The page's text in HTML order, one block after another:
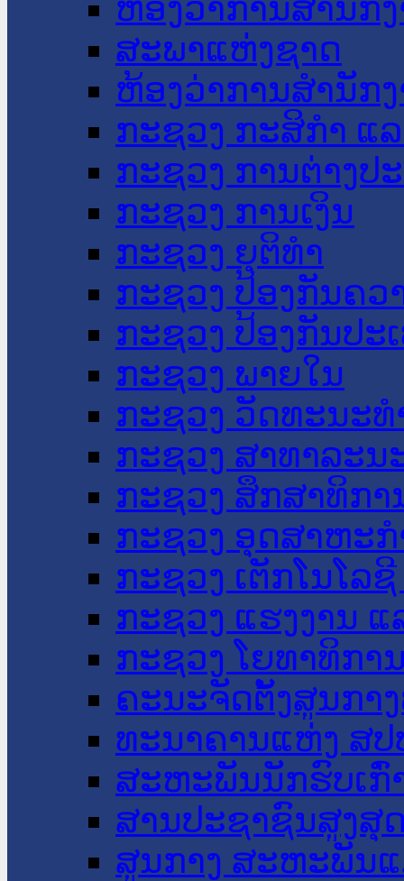
ຫ້ອງວ່າການສໍານັກ
ສະພາແຫ່ງຊາດ
ຫ້ອງວ່າການສຳນັກ
ກະຊວງ ກະສິກຳ ແ
ກະຊວງ ການຕ່າງປ
ກະຊວງ ການເງິນ
ກະຊວງ ຍຸຕິທໍາ
ກະຊວງ ປ້ອງກັນຄວ
ກະຊວງ ປ້ອງກັນປະ
ກະຊວງ ພາຍໃນ
ກະຊວງ ວັດທະນະ
ກະຊວງ ສາທາລະນ
ກະຊວງ ສຶກສາທິກາ
ກະຊວງ ອຸດສາຫະ
ກະຊວງ ເຕັກໂນໂລ
ກະຊວງ ແຮງງານ
ກະຊວງ ໂຍທາທິກາ
ຄະນະຈັດຕັ້ງສູນກາ
ທະນາຄານແຫ່ງ ສປ
ສະຫະພັນນັກຮົບເກົ່
ສານປະຊາຊົນສູງສຸ
ສູນກາງ ສະຫະພັນ